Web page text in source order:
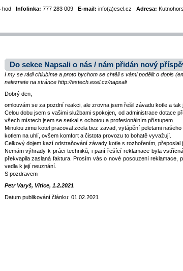
hod Infolinka: 777 283 009 E-mail: info(a)esel.cz Adresa:
Do sekce Napsali o nás / nám přidán nový
I my se rádi chlubíme a proto bychom se chtěli s vámi podělit o dopis
naleznete na stránce http://estech.esel.cz/napsali
Dobrý den,
omlouvám se za pozdní reakci, ale zrovna jsem řešil závadu kotle a tak
Celou dobu jsem s vašimi službami spokojen, od administrace dotace
všech místech jsem se setkal s ochotou a profesionálním přístupem.
Minulou zimu kotel pracoval zcela bez zavad, vytápění peletami
kotlem na uhlí, ovšem komfort a čistota provozu to bohatě vyvažují.
Celkový dojem kazí odstraňování závady kotle s rozhořením, přeposlal
Nemám výhrady k práci techniků, i paní řešící reklamace byla
překvapila zaslaná faktura. Prosím vás o nové posouzení reklamace,
vedla k její neuznání.
S pozdravem
Petr Varyš, Vitice, 1.2.2021
Datum publikování článku: 01.02.2021